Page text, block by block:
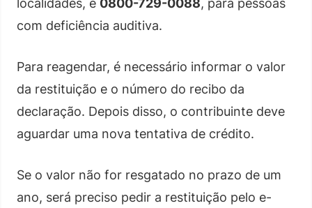
localidades, e 0800-729-0088, para pessoas
com deficiência auditiva.
Para reagendar, é necessário informar o valor
da restituição e o número do recibo da
declaração. Depois disso, o contribuinte deve
aguardar uma nova tentativa de crédito.
Se o valor não for resgatado no prazo de um
ano, será preciso pedir a restituição pelo e-